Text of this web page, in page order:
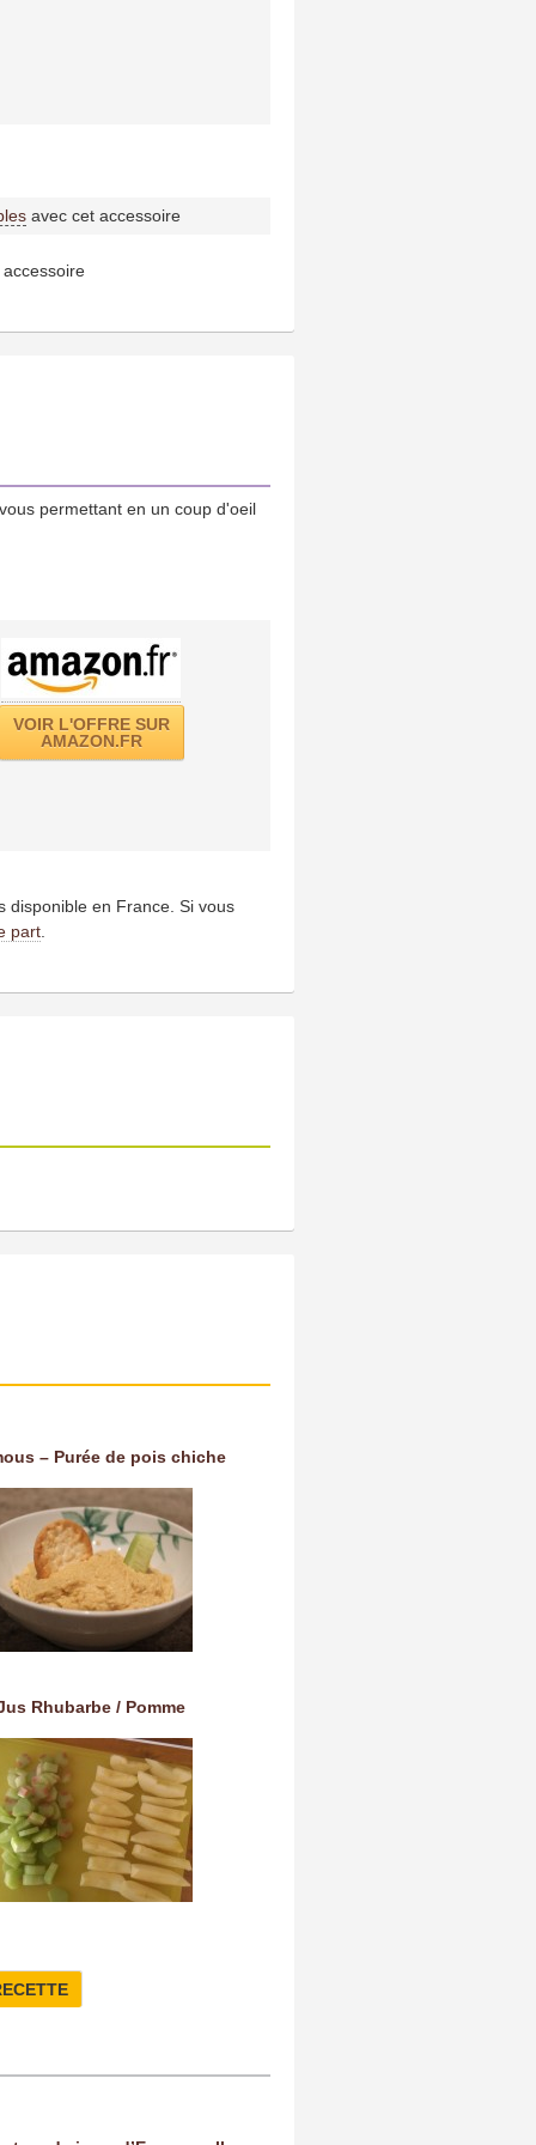
avec cet accessoire
permettant en un coup d'oeil
VOIR L'OFFRE SUR
AMAZON.FR
disponible en France. Si vous
part
– Purée de pois chiche
Rhubarbe / Pomme